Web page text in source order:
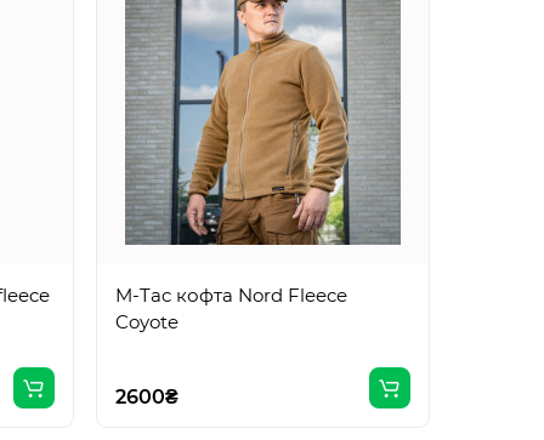
M-Tac кофта Nord Fleece
Coyote
2600₴